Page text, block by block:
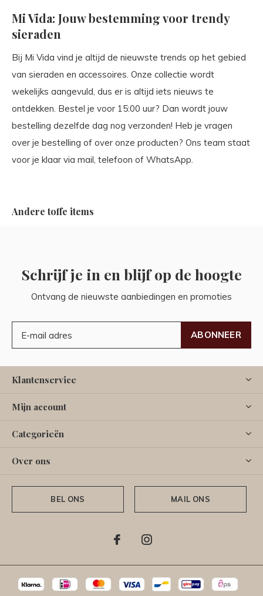
Mi Vida: Jouw bestemming voor trendy
sieraden
Bij Mi Vida vind je altijd de nieuwste trends op het gebied
van sieraden en accessoires. Onze collectie wordt
wekelijks aangevuld, dus er is altijd iets nieuws te
ontdekken. Bestel je voor 15:00 uur? Dan wordt jouw
bestelling dezelfde dag nog verzonden! Heb je vragen
over je bestelling of over onze producten? Ons team staat
voor je klaar via mail, telefoon of WhatsApp.
Andere toffe items
Schrijf je in en blijf op de hoogte
Ontvang de nieuwste aanbiedingen en promoties
ABONNEER
Klantenservice
Mijn account
Categorieën
Over ons
BEL ONS MAIL ONS